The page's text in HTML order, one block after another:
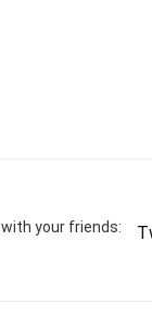
your friends: